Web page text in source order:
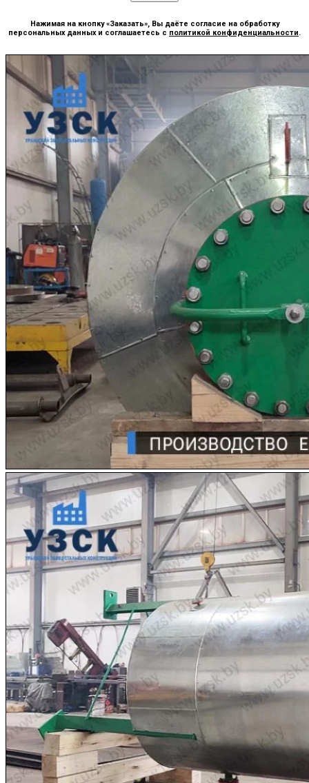
Нажимая на кнопку «Заказать», Вы даёте согласие на обработку
персональных данных и соглашаетесь с политикой конфиденциальности.